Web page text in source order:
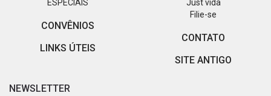
ESPECIAIS
CONVÊNIOS
LINKS ÚTEIS
Just vida
Filie-se
CONTATO
SITE ANTIGO
NEWSLETTER